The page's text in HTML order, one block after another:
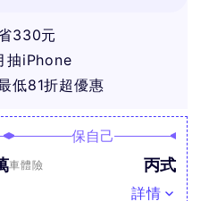
330元
抽iPhone
低81折超優惠
保自己
車體險 丙式
詳情